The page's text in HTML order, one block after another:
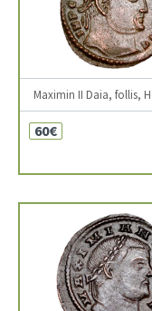
Maximin II Daia, follis,
60€